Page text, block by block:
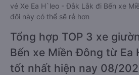
vé Xe Ea H`leo - Đắk Lắk đi Bến xe
đôi này có thể sẽ rẻ hơn
Tổng hợp TOP 3 xe
Bến xe Miền Đông từ Ea
tốt nhất hiện nay 08/